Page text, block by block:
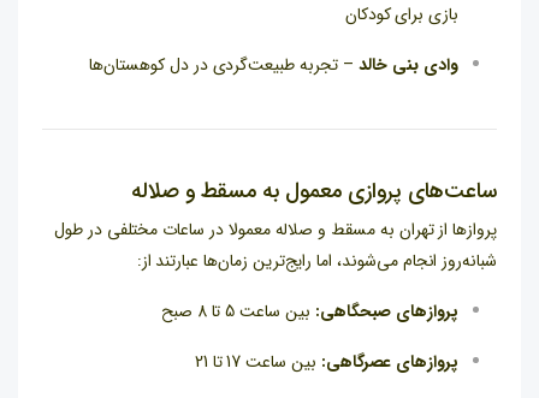
بازی برای کودکان
وادی بنی خالد – تجربه طبیعت‌گردی در دل کوهستان‌ها
ساعت‌های پروازی معمول به مسقط و صلاله
پروازها از تهران به مسقط و صلاله معمولا در ساعات مختلفی در طول
شبانه‌روز انجام می‌شوند، اما رایج‌ترین زمان‌ها عبارتند از:
پروازهای صبحگاهی: بین ساعت 5 تا 8 صبح
پروازهای عصرگاهی: بین ساعت 17 تا 21